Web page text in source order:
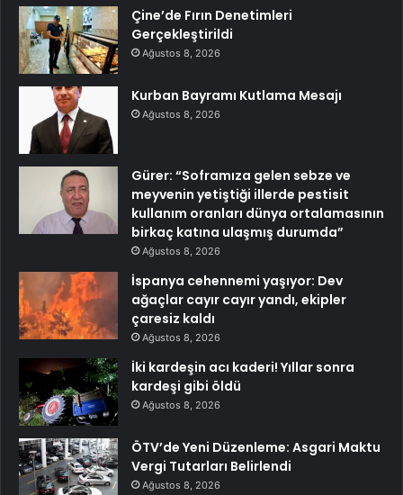
Çine’de Fırın Denetimleri
Gerçekleştirildi
Ağustos 8, 2026
Kurban Bayramı Kutlama Mesajı
Ağustos 8, 2026
Gürer: “Soframıza gelen sebze ve
meyvenin yetiştiği illerde pestisit
kullanım oranları dünya ortalamasının
birkaç katına ulaşmış durumda”
Ağustos 8, 2026
İspanya cehennemi yaşıyor: Dev
ağaçlar cayır cayır yandı, ekipler
çaresiz kaldı
Ağustos 8, 2026
İki kardeşin acı kaderi! Yıllar sonra
kardeşi gibi öldü
Ağustos 8, 2026
ÖTV’de Yeni Düzenleme: Asgari Maktu
Vergi Tutarları Belirlendi
Ağustos 8, 2026